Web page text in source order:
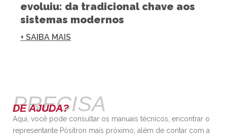
evoluiu: da tradicional chave aos
sistemas modernos
+ SAIBA MAIS
PRECISA
DE AJUDA?
Aqui, você pode consultar os manuais técnicos, encontrar o
representante Pósitron mais próximo, além de contar com a